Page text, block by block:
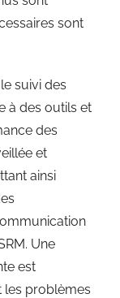
sont
suivi des
à des outils et
des
et
ainsi
Une
est
les problèmes